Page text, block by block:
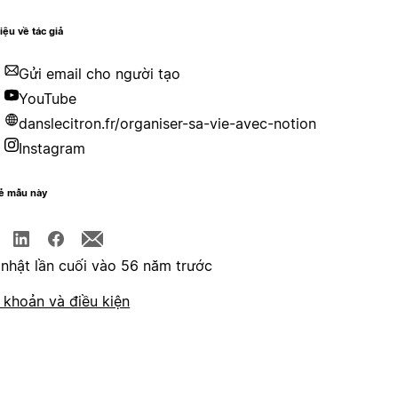
về tác giả
Gửi email cho người tạo
YouTube
danslecitron.fr/organiser-sa-vie-avec-notion
Instagram
mẫu này
lần cuối vào 56 năm trước
và điều kiện